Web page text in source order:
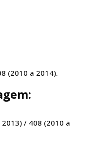
(2010 a 2014).
/ 408 (2010 a